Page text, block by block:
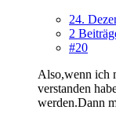
24.
2
#20
Also,wenn ich
verstanden
werden.Dann